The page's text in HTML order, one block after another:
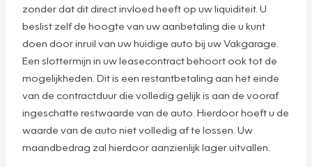
zonder dat dit direct invloed heeft op uw liquiditeit. U
beslist zelf de hoogte van uw aanbetaling die u kunt
doen door inruil van uw huidige auto bij uw Vakgarage.
Een slottermijn in uw leasecontract behoort ook tot de
mogelijkheden. Dit is een restantbetaling aan het einde
van de contractduur die volledig gelijk is aan de vooraf
ingeschatte restwaarde van de auto. Hierdoor hoeft u de
waarde van de auto niet volledig af te lossen. Uw
maandbedrag zal hierdoor aanzienlijk lager uitvallen.